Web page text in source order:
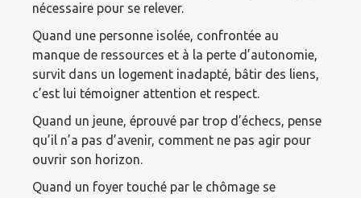
nécessaire pour se relever.
Quand une personne isolée, confrontée au
manque de ressources et à la perte d’autonomie,
survit dans un logement inadapté, bâtir des liens,
c’est lui témoigner attention et respect.
Quand un jeune, éprouvé par trop d’échecs, pense
qu’il n’a pas d’avenir, comment ne pas agir pour
ouvrir son horizon.
Quand un foyer touché par le chômage se